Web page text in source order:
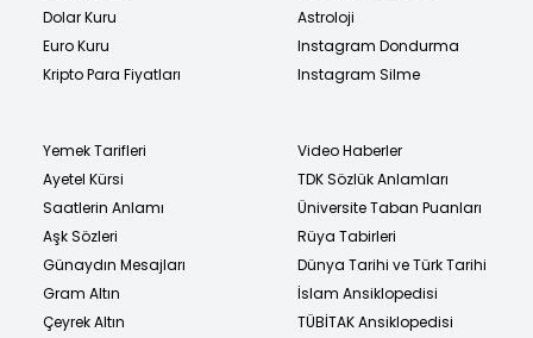
Dolar Kuru
Euro Kuru
Kripto Para Fiyatları
Astroloji
Instagram Dondurma
Instagram Silme
Yemek Tarifleri
Ayetel Kürsi
Saatlerin Anlamı
Aşk Sözleri
Günaydın Mesajları
Gram Altın
Çeyrek Altın
Video Haberler
TDK Sözlük Anlamları
Üniversite Taban Puanları
Rüya Tabirleri
Dünya Tarihi ve Türk Tarihi
İslam Ansiklopedisi
TÜBİTAK Ansiklopedisi